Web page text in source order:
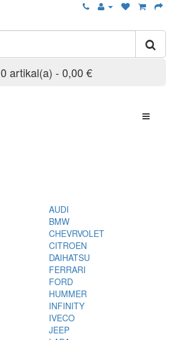
0 artikal(a) - 0,00 €
AUDI
BMW
CHEVRVOLET
CITROEN
DAIHATSU
FERRARI
FORD
HUMMER
INFINITY
IVECO
JEEP